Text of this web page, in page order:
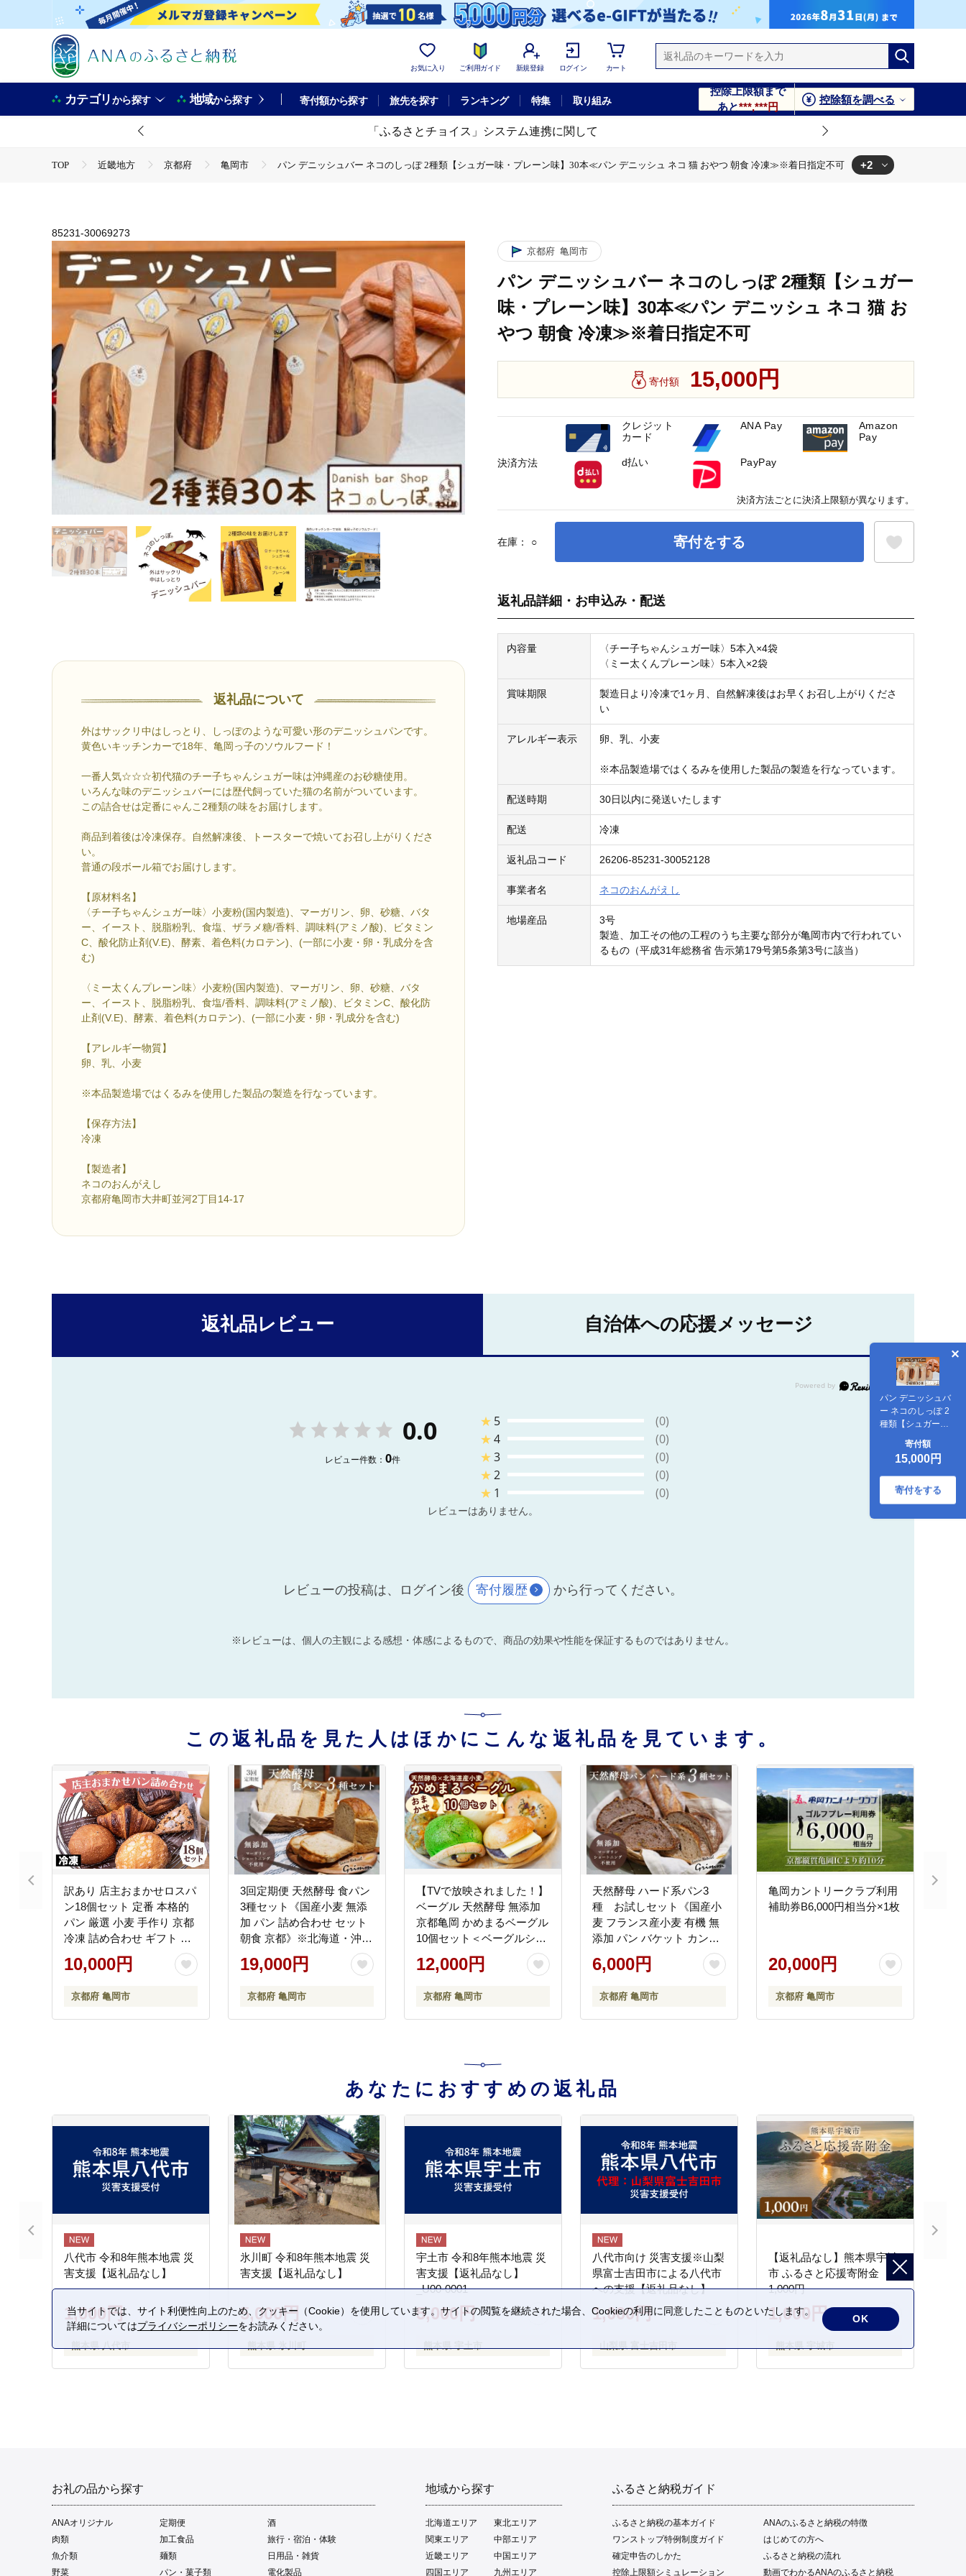
お気に入り ご利用ガイド 新規登録 ログイン カート
カテゴリから探す 地域から探す 寄付額から探す 旅先を探す ランキング 特集 取り組み
控除上限額まで
あと***,***円
控除額を調べる
「ふるさとチョイス」システム連携に関して
TOP 近畿地方 京都府 亀岡市 パン デニッシュバー ネコのしっぽ 2種類【シュガー味・プレーン味】30本≪パン デニッシュ ネコ 猫 おやつ 朝食 冷凍≫※着日指定不可 +2
85231-30069273
返礼品について
外はサックリ中はしっとり、しっぽのような可愛い形のデニッシュパンです。
黄色いキッチンカーで18年、亀岡っ子のソウルフード！
一番人気☆☆☆初代猫のチー子ちゃんシュガー味は沖縄産のお砂糖使用。
いろんな味のデニッシュバーには歴代飼っていた猫の名前がついています。
この詰合せは定番にゃんこ2種類の味をお届けします。
商品到着後は冷凍保存。自然解凍後、トースターで焼いてお召し上がりくださ
い。
普通の段ボール箱でお届けします。
【原材料名】
〈チー子ちゃんシュガー味〉小麦粉(国内製造)、マーガリン、卵、砂糖、バタ
ー、イースト、脱脂粉乳、食塩、ザラメ糖/香料、調味料(アミノ酸)、ビタミン
C、酸化防止剤(V.E)、酵素、着色料(カロテン)、(一部に小麦・卵・乳成分を含
む)
〈ミー太くんプレーン味〉小麦粉(国内製造)、マーガリン、卵、砂糖、バタ
ー、イースト、脱脂粉乳、食塩/香料、調味料(アミノ酸)、ビタミンC、酸化防
止剤(V.E)、酵素、着色料(カロテン)、(一部に小麦・卵・乳成分を含む)
【アレルギー物質】
卵、乳、小麦
※本品製造場ではくるみを使用した製品の製造を行なっています。
【保存方法】
冷凍
【製造者】
ネコのおんがえし
京都府亀岡市大井町並河2丁目14-17
京都府 亀岡市
パン デニッシュバー ネコのしっぽ 2種類【シュガー
味・プレーン味】30本≪パン デニッシュ ネコ 猫 お
やつ 朝食 冷凍≫※着日指定不可
寄付額 15,000円
在庫： ○ 寄付をする
パン デニッシュバ
ー ネコのしっぽ 2
種類【シュガー
30本≪パン デニッ
シュ ネコ 猫 おやつ
朝食 冷凍≫※着日
指定不可
寄付額
15,000円
寄付をする
返礼品詳細・お申込み・配送
内容量
〈チー子ちゃんシュガー味〉5本入×4袋
〈ミー太くんプレーン味〉5本入×2袋
賞味期限
製造日より冷凍で1ヶ月、自然解凍後はお早くお召し上がりくださ
い
アレルギー表示 卵、乳、小麦
※本品製造場ではくるみを使用した製品の製造を行なっています。
配送時期 30日以内に発送いたします
配送 冷凍
返礼品コード 26206-85231-30052128
事業者名 ネコのおんがえし
地場産品
3号
製造、加工その他の工程のうち主要な部分が亀岡市内で行われてい
るもの（平成31年総務省 告示第179号第5条第3号に該当）
決済方法
クレジット
カード
ANA Pay
Amazon
Pay
d払い PayPay
決済方法ごとに決済上限額が異なります。
返礼品レビュー 自治体への応援メッセージ
0.0
レビュー件数： 0件
★ 5
(0)
★4
(0)
★3
(0)
★2
(0)
★ 1 (0)
レビューはありません。
レビューの投稿は、ログイン後 寄付履歴 から行ってください。
※レビューは、個人の主観による感想・体感によるもので、商品の効果や性能を保証するものではありません。
この返礼品を見た人はほかにこんな返礼品を見ています。
訳あり 店主おまかせロスパ
ン18個セット 定番 本格的
パン 厳選 小麦 手作り 京都
冷凍 詰め合わせ ギフト お
すすめ 人気 冷凍パン 朝食
パン好き ベーカリー 毎日
10,000円
京都府 亀岡市
3回定期便 天然酵母 食パン
3種セット《国産小麦 無添
加 パン 詰め合わせ セット
朝食 京都》※北海道・沖
縄・離島への配送不可
19,000円
京都府 亀岡市
【TVで放映されました！】
ベーグル 天然酵母 無添加
京都亀岡 かめまるベーグル
10個セット＜ベーグルショ
ップCocoroPan＞天然白神
こだま酵母使用《もちもち
母 無添加 個包装》
12,000円
京都府 亀岡市
天然酵母 ハード系パン3
種 お試しセット《国産小
麦 フランス産小麦 有機 無
添加 パン バケット カンパ
ーニュ 詰め合わせ セット
朝食 京都》※北海道・沖
6,000円
京都府 亀岡市
亀岡カントリークラブ利用
補助券B6,000円相当分×1枚
20,000円
京都府 亀岡市
あなたにおすすめの返礼品
八代市 令和8年熊本地震 災
害支援【返礼品なし】
1,000円
氷川町 令和8年熊本地震 災
害支援【返礼品なし】
5,000円
宇土市 令和8年熊本地震 災
害支援【返礼品なし】
_U00-0001
5,000円
八代市向け 災害支援※山梨
県富士吉田市による八代市
への支援【返礼品なし】
1,000円
【返礼品なし】熊本県宇城
市 ふるさと応援寄附金
1,000円
1,000円
お礼の品から探す
ANAオリジナル 定期便
酒
肉類
加工食品
旅行・宿泊・体験
魚介類
麺類
日用品・雑貨
野菜
パン・菓子類 電化製品
地域から探す
北海道エリア
東北エリア
関東エリア
中部エリア
近畿エリア
中国エリア
四国エリア
九州エリア
ふるさと納税ガイド
ふるさと納税の基本ガイド
ANAのふるさと納税の特徴
ワンストップ特例制度ガイド
はじめての方へ
確定申告のしかた
ふるさと納税の流れ
控除上限額シミュレーション
動画でわかるANAのふるさと納税
当サイトでは、サイト利便性向上のため、クッキー（Cookie）を使用しています。サイトの閲覧を継続された場合、Cookieの利用に同意したことものといたします。
詳細についてはプライバシーポリシーをお読みください。
OK